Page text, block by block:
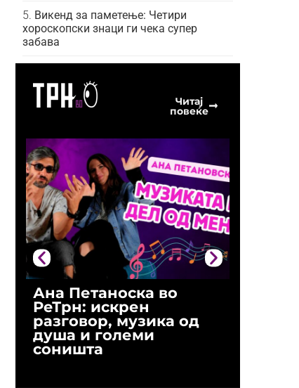
Викенд за паметење: Четири
хороскопски знаци ги чека супер
забава
Читај
повеќе
Ана Петаноска во
РеТрн: искрен
разговор, музика од
душа и големи
соништа